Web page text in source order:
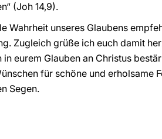
(Joh 14,9).
Wahrheit unseres Glaubens
Zugleich grüße ich euch damit
eurem Glauben an Christus
für schöne und erholsame
Segen.